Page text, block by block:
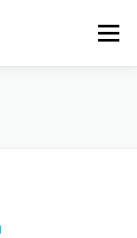
メニュー